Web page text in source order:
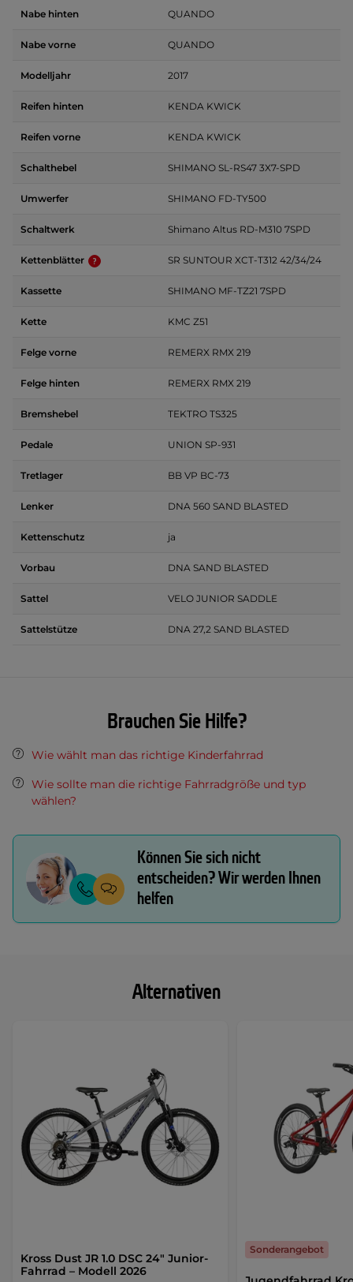
Alternativen
Kross Dust JR 1.0 DSC 24" Junior-
Fahrrad – Modell 2026
Sonderangebot
Nabe hinten QUANDO
Nabe vorne QUANDO
Modelljahr 2017
Reifen hinten KENDA KWICK
Reifen vorne KENDA KWICK
Schalthebel SHIMANO SL-RS47 3X7-SPD
Umwerfer SHIMANO FD-TY500
Schaltwerk Shimano Altus RD-M310 7SPD
Kettenblätter SR SUNTOUR XCT-T312 42/34/24
Kassette SHIMANO MF-TZ21 7SPD
Kette KMC Z51
Felge vorne REMERX RMX 219
Felge hinten REMERX RMX 219
Bremshebel TEKTRO TS325
Pedale UNION SP-931
Tretlager BB VP BC-73
Lenker DNA 560 SAND BLASTED
Kettenschutz ja
Vorbau DNA SAND BLASTED
Sattel VELO JUNIOR SADDLE
Sattelstütze DNA 27,2 SAND BLASTED
Brauchen Sie Hilfe?
Wie wählt man das richtige Kinderfahrrad
Wie sollte man die richtige Fahrradgröße und typ
wählen?
Können Sie sich nicht
entscheiden? Wir werden Ihnen
helfen